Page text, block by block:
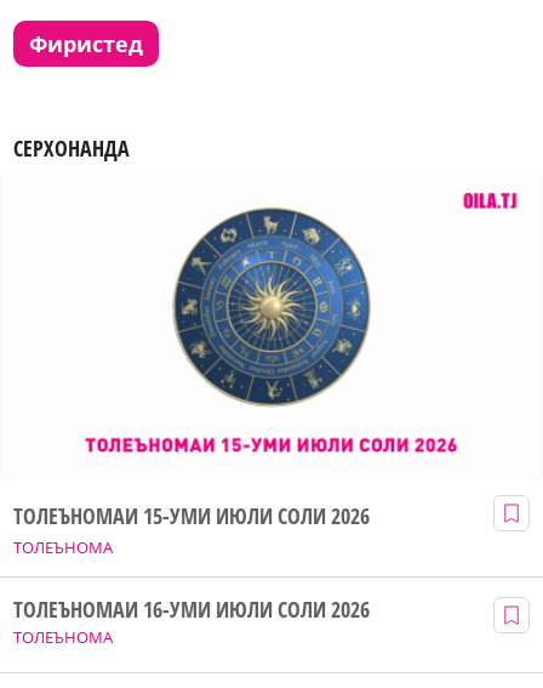
фиристед
СЕРХОНАНДА
ТОЛЕЪНОМА
ТОЛЕЪНОМАИ 15-УМИ ИЮЛИ СОЛИ 2026
ТОЛЕЪНОМА
ТОЛЕЪНОМАИ 16-УМИ ИЮЛИ СОЛИ 2026